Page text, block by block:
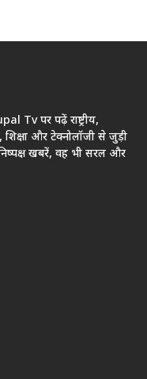
Tv पर पढ़ें राष्ट्रीय,
शिक्षा और टेक्नोलॉजी से जुड़ी
खबरें, वह भी सरल और